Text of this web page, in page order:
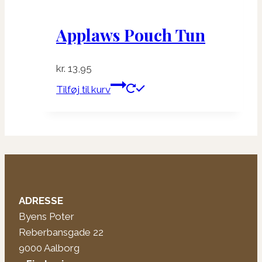
Applaws Pouch Tun
kr. 13,95
Tilføj til kurv
ADRESSE
Byens Poter
Reberbansgade 22
9000 Aalborg